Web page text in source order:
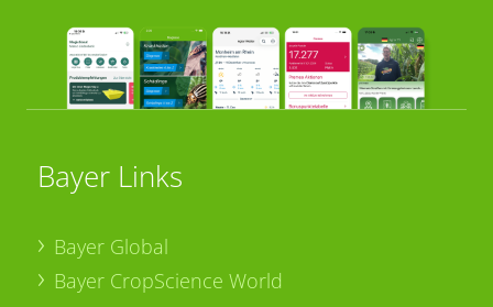
Bayer Links
Bayer Global
Bayer CropScience World